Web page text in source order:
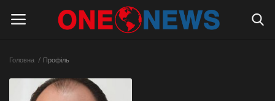
Головна Профіль